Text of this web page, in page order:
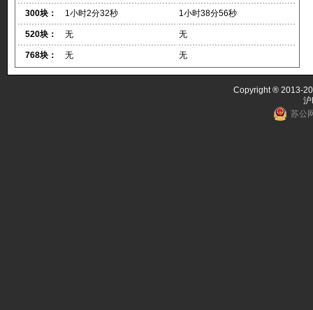
300块： 1小时2分32秒 1小时38分56秒
520块： 无 无
768块： 无 无
Copyright ® 2013-
苏公